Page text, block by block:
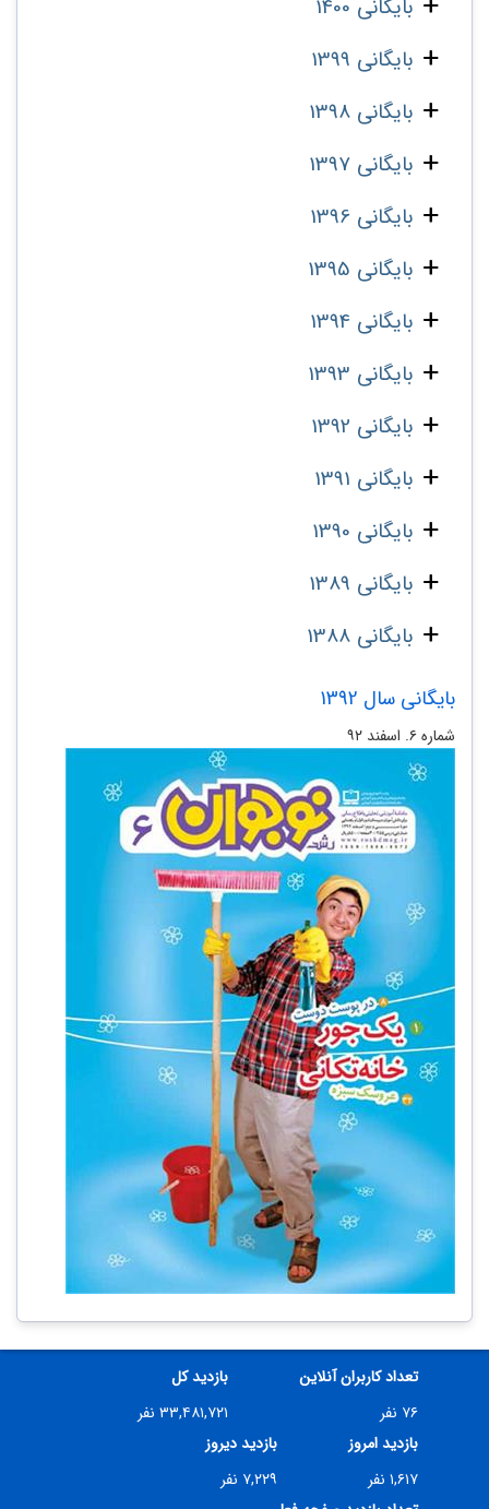
بایگانی 1400
بایگانی 1399
بایگانی 1398
بایگانی 1397
بایگانی 1396
بایگانی 1395
بایگانی 1394
بایگانی 1393
بایگانی 1392
بایگانی 1391
بایگانی 1390
بایگانی 1389
بایگانی 1388
بایگانی سال 1392
شماره ۶. اسفند ۹۲
تعداد کاربران آنلاین
۷۶ نفر
بازدید کل
۳۳,۴۸۱,۷۲۱ نفر
بازدید امروز
۱,۶۱۷ نفر
بازدید دیروز
۷,۲۲۹ نفر